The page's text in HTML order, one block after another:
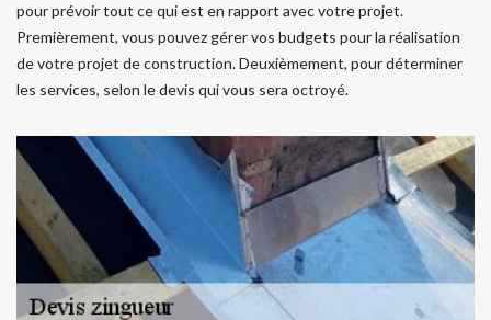
pour prévoir tout ce qui est en rapport avec votre projet.
Premièrement, vous pouvez gérer vos budgets pour la réalisation
de votre projet de construction. Deuxièmement, pour déterminer
les services, selon le devis qui vous sera octroyé.